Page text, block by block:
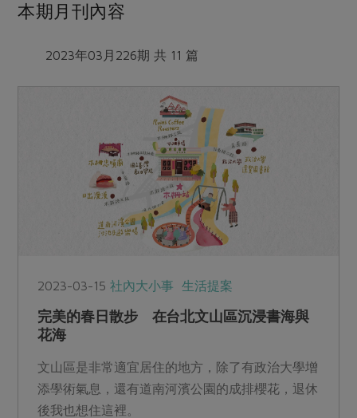
本期月刊內容
2023年03月226期 共 11 篇
2023-03-15社內大小事 生活提案
完美的春日散步 在台北文山區沉浸書海與
花海
文山區是非常適宜居住的地方，除了有政治大學增
添學術氣息，還有道南河濱公園的成排櫻花，退休
後我也想住這裡。